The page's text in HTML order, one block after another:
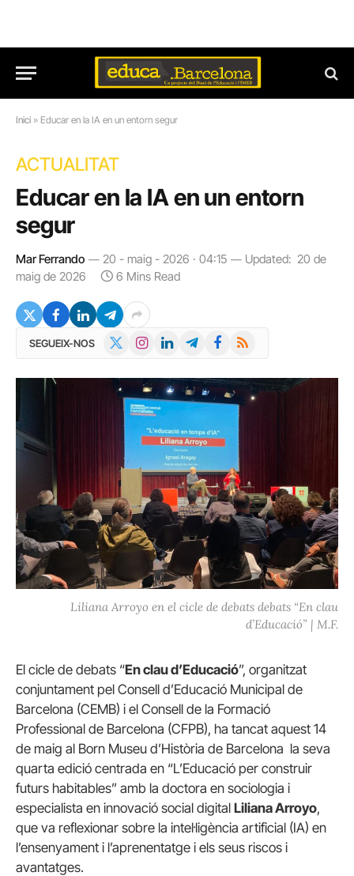
Inici » Educar en la IA en un entorn segur
ACTUALITAT
Educar en la IA en un entorn
segur
Mar Ferrando 20 - maig - 2026 · 04:15 Updated: 20 de
maig de 2026
6 Mins Read
SEGUEIX-NOS InstagramLinkedInTelegramFacebook
RSS
Liliana Arroyo en el cicle de debats debats “En clau
d’Educació” | M.F.
El cicle de debats “En clau d’Educació”, organitzat
conjuntament pel Consell d’Educació Municipal de
Barcelona (CEMB) i el Consell de la Formació
Professional de Barcelona (CFPB), ha tancat aquest 14
de maig al Born Museu d’Història de Barcelona la seva
quarta edició centrada en “L’Educació per construir
futurs habitables” amb la doctora en sociologia i
especialista en innovació social digital Liliana Arroyo,
que va reflexionar sobre la intel·ligència artificial (IA) en
l’ensenyament i l’aprenentatge i els seus riscos i
avantatges.